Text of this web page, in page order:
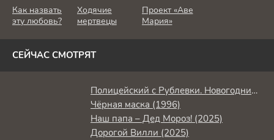
Как назвать
эту любовь?
Ходячие
мертвецы
Проект «Аве
Мария»
СЕЙЧАС СМОТРЯТ
Полицейский с Рублевки. Новогодний беспредел 2 (2019)
Чёрная маска (1996)
Наш папа – Дед Мороз! (2025)
Дорогой Вилли (2025)